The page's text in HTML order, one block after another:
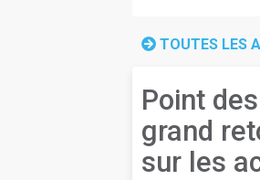
TOUTES LES
Point
grand
sur les